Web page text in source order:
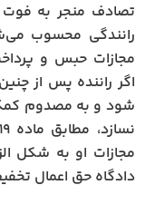
تصادف منجر به فوت
رانندگی محسوب
مجازات حبس و
اگر راننده پس از
شود و به مصدوم کمک
مجازات او به شکل
دادگاه حق اعمال